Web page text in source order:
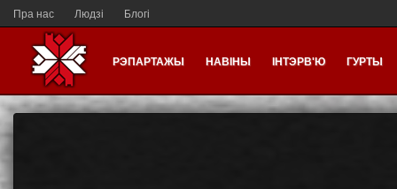
Пра нас Людзі Блогі
РЭПАРТАЖЫ НАВІНЫ ІНТЭРВ'Ю ГУРТЫ